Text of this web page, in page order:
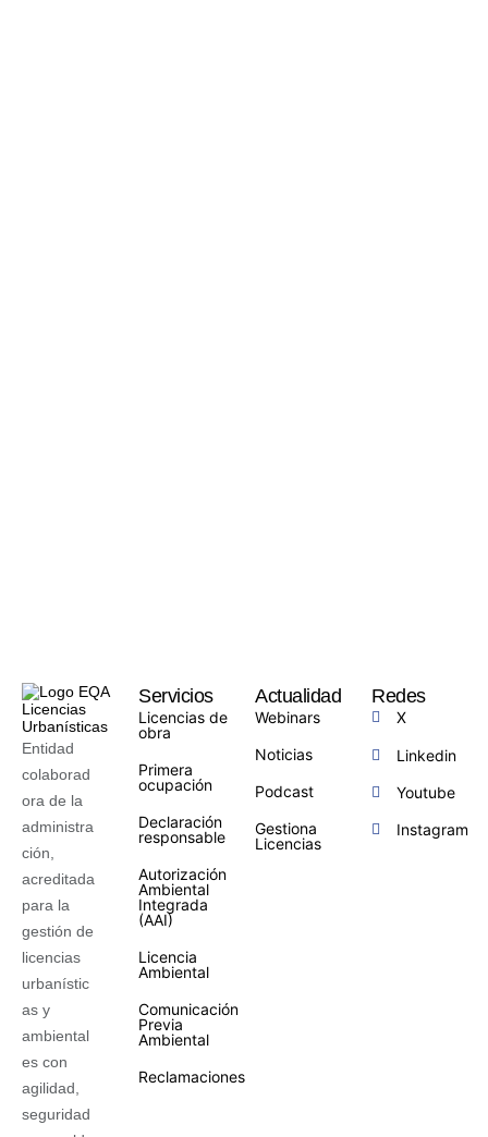
Entidad
colaborad
ora de la
administra
ción,
acreditada
para la
gestión de
licencias
urbanístic
as y
ambiental
es con
agilidad,
seguridad
Servicios
Licencias de
obra
Primera
ocupación
Declaración
responsable
Autorización
Ambiental
Integrada
(AAI)
Licencia
Ambiental
Comunicación
Previa
Ambiental
Reclamaciones
Actualidad
Webinars
Noticias
Podcast
Gestiona
Licencias
Redes
X
Linkedin
Youtube
Instagram